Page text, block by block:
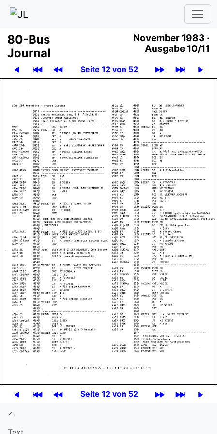
80-Bus
Journal
November 1983 ·
Ausgabe 10/11
Seite 12 von 52
Seite 12 von 52